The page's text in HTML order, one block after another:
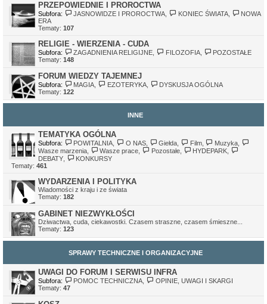
PRZEPOWIEDNIE I PROROCTWA
Subfora: JASNOWIDZE I PROROCTWA KONIEC ŚWIATA,
NOWA
ERA
Tematy: 107
RELIGIE - WIERZENIA - CUDA
Subfora: ZAGADNIENIA RELIGIJNE FILOZOFIA,
POZOSTAŁE
Tematy: 148
FORUM WIEDZY TAJEMNEJ
Subfora: MAGIA EZOTERYKA,
DYSKUSJA OGÓLNA
Tematy: 122
INNE
TEMATYKA OGÓLNA
Subfora: POWITALNIA O NAS, Giełda Film, Muzyka
Wasze marzenia
Wasze prace Pozostałe, HYDEPARK
DEBATY
KONKURSY
Tematy: 461
WYDARZENIA I POLITYKA
Wiadomości z kraju i ze świata
Tematy: 182
GABINET NIEZWYKŁOŚCI
Dziwactwa, cuda, ciekawostki. Czasem straszne, czasem śmieszne...
Tematy: 123
SPRAWY TECHNICZNE I ORGANIZACYJNE
UWAGI DO FORUM I SERWISU INFRA
Subfora: POMOC TECHNICZNA
OPINIE, UWAGI I SKARGI
Tematy: 47